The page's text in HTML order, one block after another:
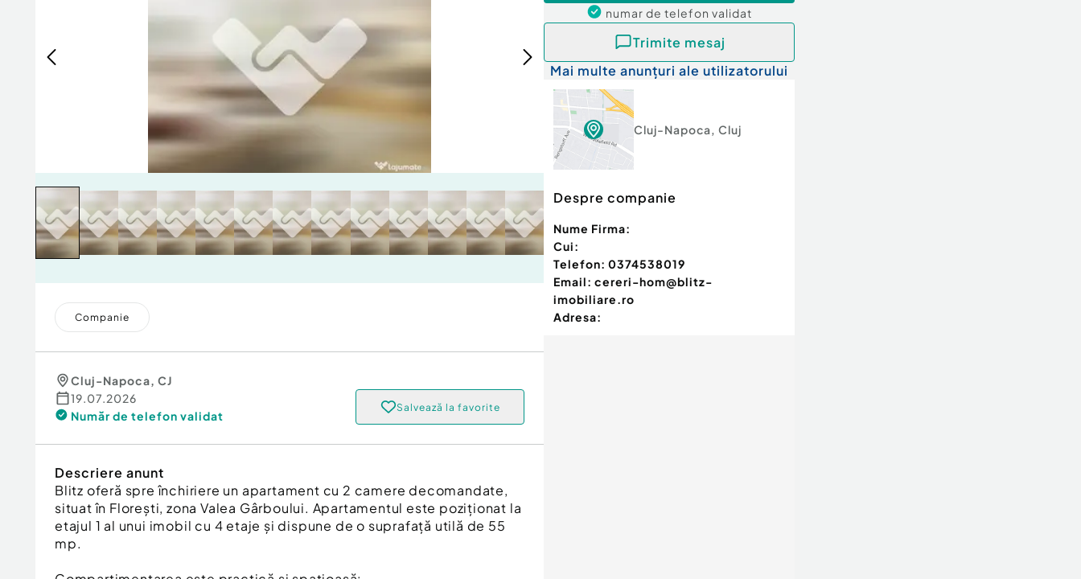
Companie
Cluj-Napoca, CJ
19.07.2026
Număr de telefon validat
Salvează la favorite
Descriere anunt
Blitz oferă spre închiriere un apartament cu 2 camere decomandate,
situat în Florești, zona Valea Gârboului. Apartamentul este poziționat la
etajul 1 al unui imobil cu 4 etaje și dispune de o suprafață utilă de 55
mp.
numar de telefon validat
Trimite mesaj
Mai multe anunțuri ale utilizatorului
Cluj-Napoca, Cluj
Despre companie
Nume Firma:
Cui:
Telefon: 0374538019
Email: cereri-hom@blitz-
imobiliare.ro
Adresa: